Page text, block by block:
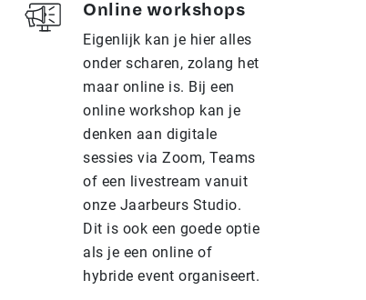
Online workshops
Eigenlijk kan je hier alles
onder scharen, zolang het
maar online is. Bij een
online workshop kan je
denken aan digitale
sessies via Zoom, Teams
of een livestream vanuit
onze Jaarbeurs Studio.
Dit is ook een goede optie
als je een online of
hybride event organiseert.